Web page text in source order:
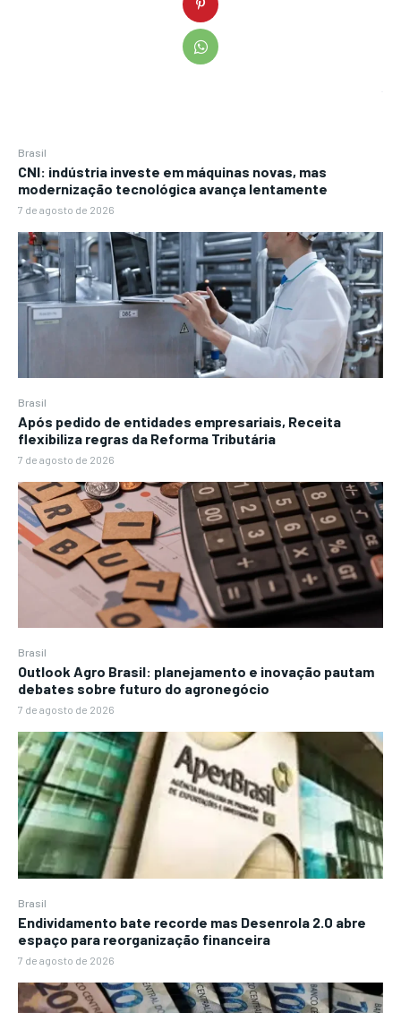
Brasil
CNI: indústria investe em máquinas novas, mas
modernização tecnológica avança lentamente
7 de agosto de 2026
Brasil
Após pedido de entidades empresariais, Receita
flexibiliza regras da Reforma Tributária
7 de agosto de 2026
Brasil
Outlook Agro Brasil: planejamento e inovação pautam
debates sobre futuro do agronegócio
7 de agosto de 2026
Brasil
Endividamento bate recorde mas Desenrola 2.0 abre
espaço para reorganização financeira
7 de agosto de 2026